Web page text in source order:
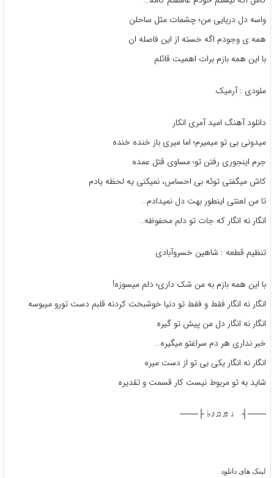
واسه دل دریایی من؛ چشمات مثل ساحلن
همه ی وجودم اگه خسته از این فاصله ان
با این همه بازم برات اهمیت قائلم
ملودی : آرمیک
دانلود آهنگ امید آمری انکار
میدونی بی تو میمیرم؛ اما میری باز خنده خنده
جرم اینجوری رفتن تو؛مساوی قتل عمده
کاش میگفتی توئه بی احساس، نمیکنی یه لحظه یادم
تا من لعنتی اینطور بهت دل نمیدادم…
انگار نه انگار که جات تو دلم محفوظه…
تنظیم قطعه : شاهین خسروآبادی
با این همه بازم به من شک داری؛ دلم میسوزه!
انگار نه انگار فقط و فقط تو دنیا خوشبخت کردنه قلبم دست تورو میبوسه
انگار نه انگار دل من پیش تو گیره
خبر نداری هر دم سراغتو میگیره…
انگار نه انگار یکی بی تو از دست میره
شاید به تو مربوط نیست کار قسمت و تقدیره
───┤ ♩♬♫♪♭ ├───
لینک های دانلود